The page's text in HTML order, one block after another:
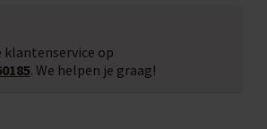
op
. We helpen je graag!